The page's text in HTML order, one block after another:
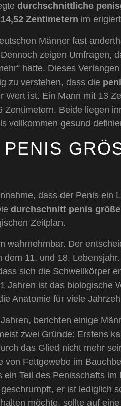
durchschnittliche
Zentimetern im
Männer fast
zeigen Umfragen,
hätte. Dieses
zu verstehen, dass die
Wert ist. Ein Mann mit 13
Zentimetern. Beide liegen
vollkommen gesund
dass der Penis ein
durchschnitt penis
Zeitplan.
wahrnehmbar. Der
11. und 18.
sich die Schwellkörper
Jahren ist das biologische
Anatomie für viele
berichten einige
zwei Gründe: Erstens
das Glied nicht mehr
von Fettgewebe im
ein Teil des Penisschafts im
er ist lediglich
möchte, sollte auf